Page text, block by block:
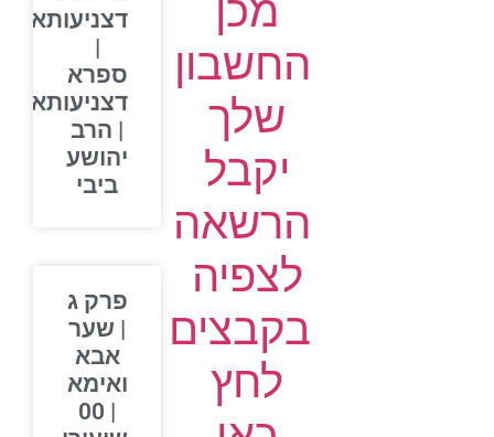
מכן
החשבון
שלך
יקבל
הרשאה
לצפיה
בקבצים
לחץ
דצניעותא
ספרא
דצניעותא
| הרב
יהושע
ביבי
פרק ג
| שער
אבא
ואימא
| 00